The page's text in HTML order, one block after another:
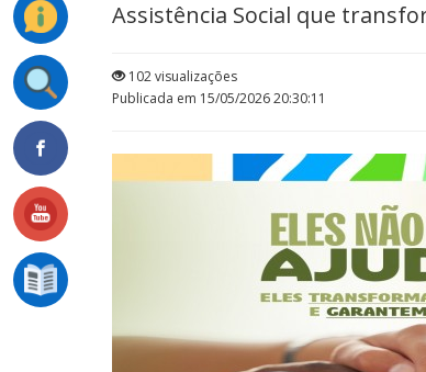
Assistência Social que
102 visualizações
Publicada em 15/05/2026 20:30:11